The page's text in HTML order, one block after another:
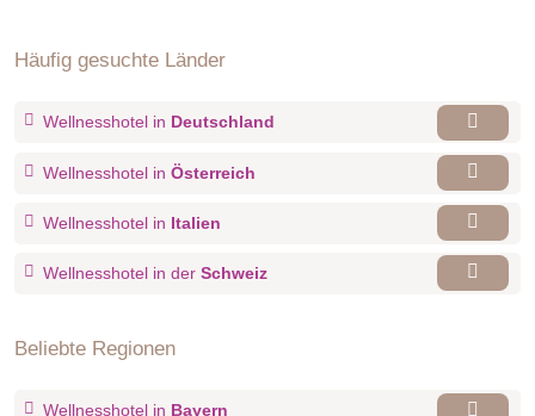
Häufig gesuchte Länder
Wellnesshotel in Deutschland
Wellnesshotel in Österreich
Wellnesshotel in Italien
Wellnesshotel in der Schweiz
Beliebte Regionen
Wellnesshotel in Bayern